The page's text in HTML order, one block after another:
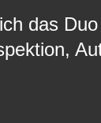
das